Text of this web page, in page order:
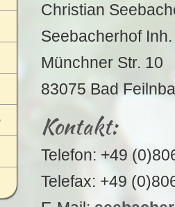
Christian
Seebacherhof
Münchner Str. 10
83075 Bad
Kontakt:
Telefon: +49
Telefax: +49